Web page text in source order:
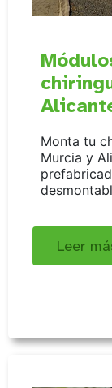
Monta tu
Murcia y
Leer